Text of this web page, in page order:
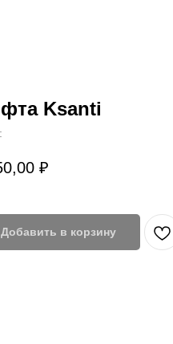
Ksanti
₽
Добавить в корзину